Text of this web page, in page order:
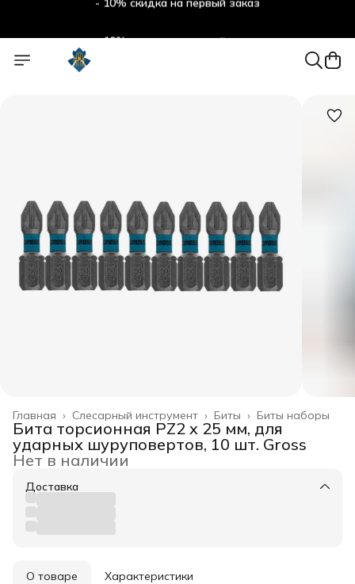
Биты наборы
Биты ›
Слесарный инструмент ›
Главная ›
Бита торсионная PZ2 x 25 мм, для
ударных шуруповертов, 10 шт. Gross
Нет в наличии
Доставка
О товаре Характеристики